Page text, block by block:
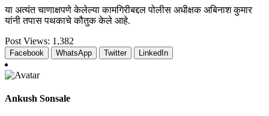
या अत्यंत चाणाक्षपणे केलेल्या कामगिरीबद्दल पोलीस अधीक्षक अबिनाश कुमार
यांनी तपास पथकाचे कौतुक केले आहे.
Post Views: 1,382
Facebook WhatsApp Twitter LinkedIn
Ankush Sonsale